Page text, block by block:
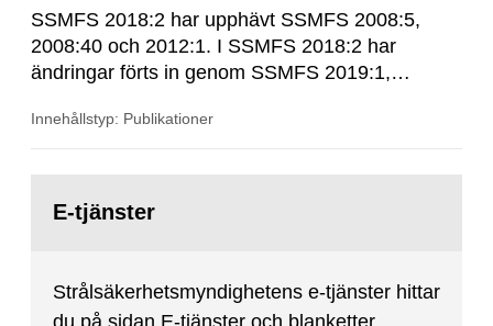
SSMFS 2018:2 har upphävt SSMFS 2008:5,
2008:40 och 2012:1. I SSMFS 2018:2 har
ändringar förts in genom SSMFS 2019:1,
Innehållstyp: Publikationer
sida:E-tjänster
Strålsäkerhetsmyndighetens e-tjänster hittar
du på sidan E-tjänster och blanketter.